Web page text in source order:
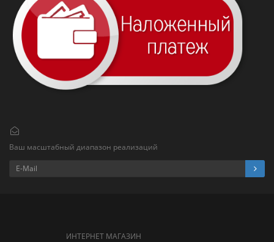
Ваш масштабный диапазон реализаций
ИНТЕРНЕТ МАГАЗИН